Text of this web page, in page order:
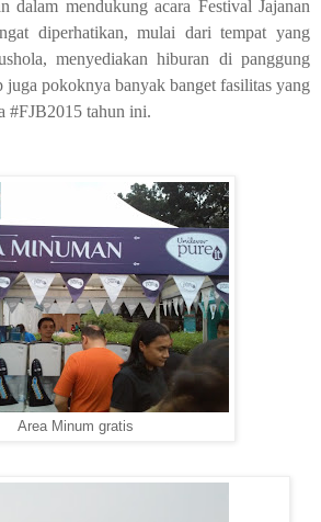
dalam mendukung acara Festival Jajanan
diperhatikan, mulai dari tempat yang
menyediakan hiburan di panggung
juga pokoknya banyak banget fasilitas yang
#FJB2015 tahun ini.
Area Minum gratis